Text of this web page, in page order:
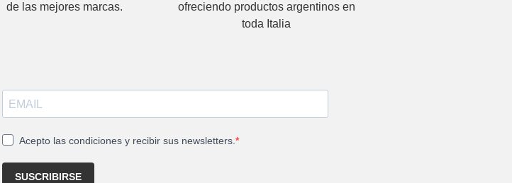
de las mejores marcas.
ofreciendo productos argentinos en
toda Italia
Acepto las condiciones y recibir sus newsletters.
SUSCRIBIRSE